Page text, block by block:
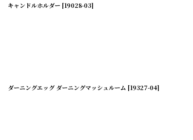
キャンドルホルダー [19028-03]
ダーニングエッグ ダーニングマッシュルーム [19327-04]